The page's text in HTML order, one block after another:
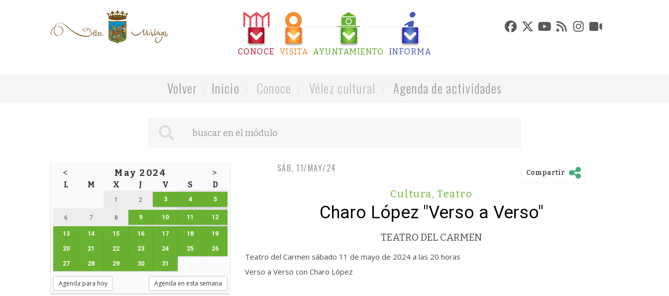
CONOCE VISITA AYUNTAMIENTO INFORMA
Volver Inicio Conoce Vélez cultural Agenda de actividades
< May 2024 >
L M X J V S D
1 2 3 4 5
6 7 8 9 10 11 12
13 14 15 16 17 18 19
20 21 22 23 24 25 26
27 28 29 30 31
Agenda para hoy Agenda en esta semana
SÁB, 11/MAY/24 Compartir
Cultura, Teatro
Charo López "Verso a Verso"
TEATRO DEL CARMEN
Teatro del Carmen sábado 11 de mayo de 2024 a las 20 horas
Verso a Verso con Charo López